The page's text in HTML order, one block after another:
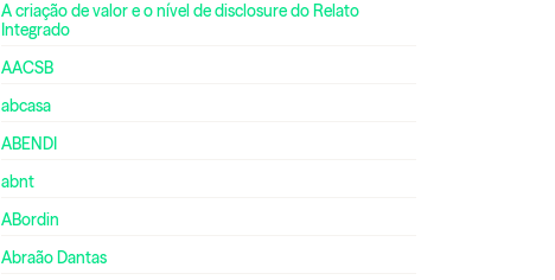
A criação de valor e o nível de disclosure do Relato
Integrado
AACSB
abcasa
ABENDI
abnt
ABordin
Abraão Dantas